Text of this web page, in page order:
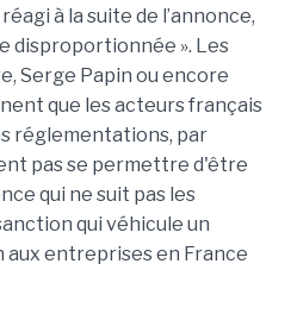
à la suite de l’annonce,
disproportionnée ». Les
Serge Papin ou encore
que les acteurs français
réglementations, par
pas se permettre d'être
qui ne suit pas les
qui véhicule un
entreprises en France